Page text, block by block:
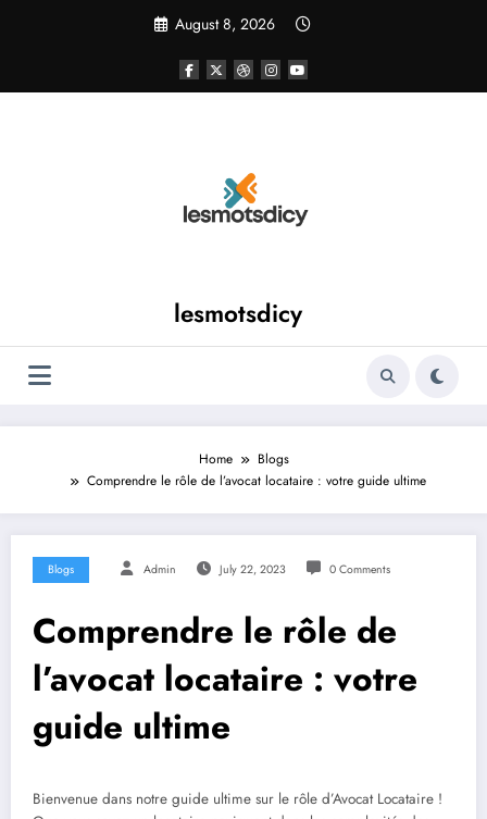
August 8, 2026
lesmotsdicy
Home
Blogs
Comprendre le rôle de l’avocat locataire : votre guide ultime
Blogs Admin July 22, 2023 0 Comments
Comprendre le rôle de
l’avocat locataire : votre
guide ultime
Bienvenue dans notre guide ultime sur le rôle d’Avocat Locataire !